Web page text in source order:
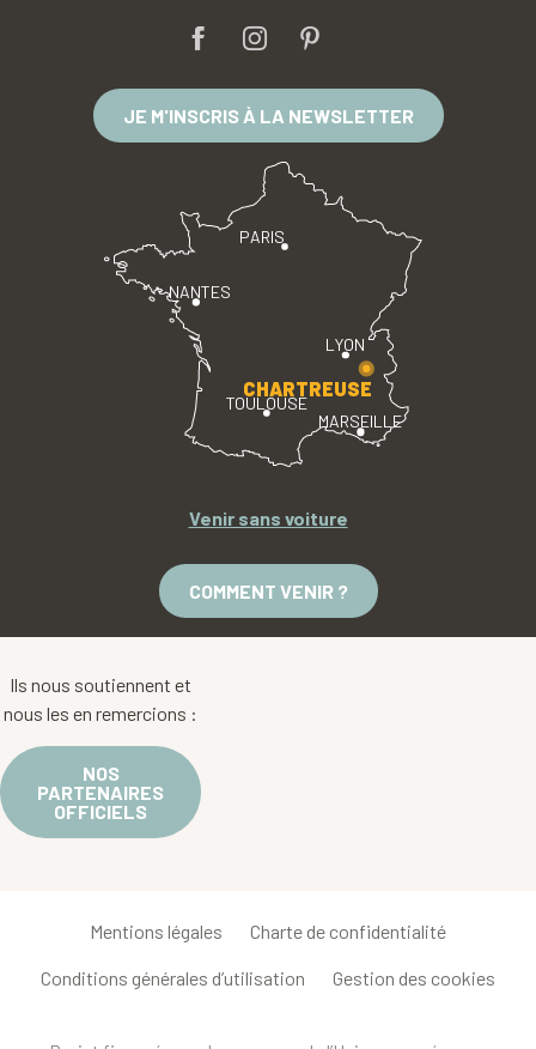
JE M'INSCRIS À LA NEWSLETTER
PARIS
LYON
TOULOUSE
MARSEILLE
NANTES
CHARTREUSE
Venir sans voiture
COMMENT VENIR ?
Ils nous soutiennent et
nous les en remercions :
NOS
PARTENAIRES
OFFICIELS
Mentions légales Charte de confidentialité
Conditions générales d’utilisation Gestion des cookies